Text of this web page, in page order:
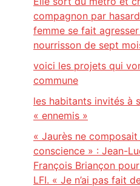
compagnon par
femme se fait
nourrisson de sept
voici les projets qui
commune
les habitants invités à
« ennemis »
« Jaurès ne
conscience » : Jean-
François Briançon
LFI. « Je n’ai pas fait